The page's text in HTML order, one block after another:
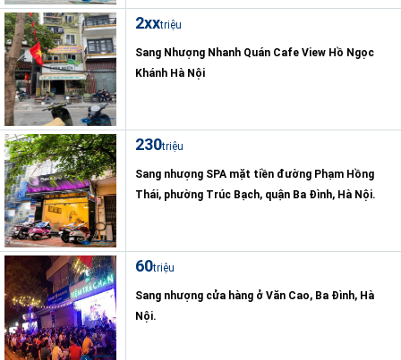
2xxtriệu
Sang Nhượng Nhanh Quán Cafe View Hồ Ngọc
Khánh Hà Nội
230triệu
Sang nhượng SPA mặt tiền đường Phạm Hồng
Thái, phường Trúc Bạch, quận Ba Đình, Hà Nội.
60triệu
Sang nhượng cửa hàng ở Văn Cao, Ba Đình, Hà
Nội.